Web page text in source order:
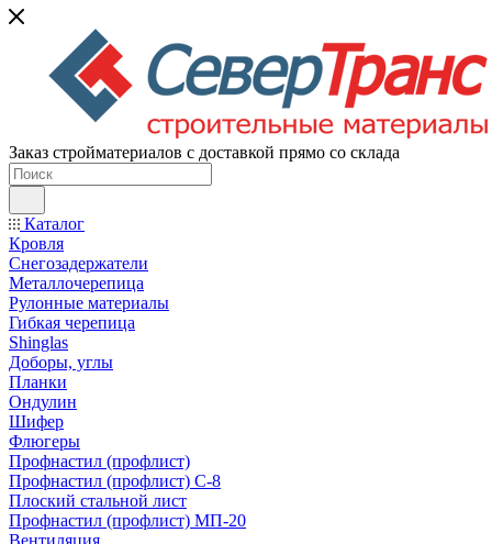
Заказ стройматериалов с доставкой прямо со склада
Каталог
Кровля
Снегозадержатели
Металлочерепица
Рулонные материалы
Гибкая черепица
Shinglas
Доборы, углы
Планки
Ондулин
Шифер
Флюгеры
Профнастил (профлист)
Профнастил (профлист) С-8
Плоский стальной лист
Профнастил (профлист) МП-20
Вентиляция